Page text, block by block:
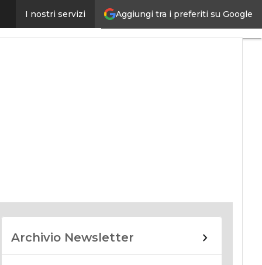
Aggiungi tra i preferiti su Google
I nostri servizi
Archivio Newsletter